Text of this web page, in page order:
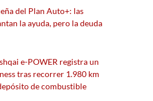
del Plan Auto+: las
la ayuda, pero la deuda
e-POWER registra un
tras recorrer 1.980 km
de combustible